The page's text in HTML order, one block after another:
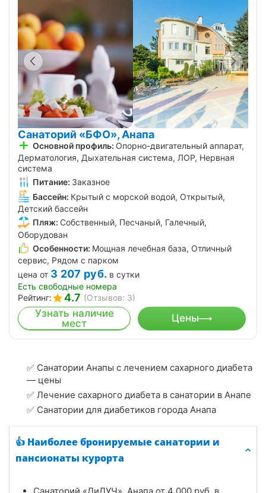
✅ Санатории Анапы с лечением сахарного диабета
— цены
✅ Лечение сахарного диабета в санатории в Анапе
✅ Санатории для диабетиков города Анапа
👍 Наиболее бронируемые санатории и
пансионаты курорта
Санаторий «ДиЛУЧ», Анапа от 4 000 руб. в
Санаторий «БФО», Анапа
Основной профиль: Опорно-двигательный аппарат,
Дерматология, Дыхательная система, ЛОР, Нервная
система
Питание: Заказное
Бассейн: Крытый с морской водой, Открытый,
Детский бассейн
Пляж: Собственный, Песчаный, Галечный,
Оборудован
Особенности: Мощная лечебная база, Отличный
сервис, Рядом с парком
цена от 3 207 руб. в сутки
Есть свободные номера
Рейтинг:
4.7 (Отзывов: 3)
Узнать наличие
мест
Цены